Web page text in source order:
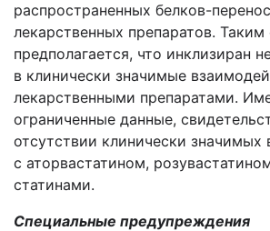
распространенных белков-
лекарственных препаратов. Таким
предполагается, что инклизиран
в клинически значимые
лекарственными препаратами.
ограниченные данные,
отсутствии клинически значимых
с аторвастатином,
статинами.
Специальные предупреждения